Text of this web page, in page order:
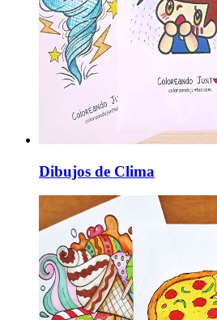
Dibujos de Clima